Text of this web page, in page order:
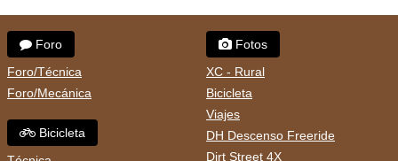
Foro
Foro/Técnica
Foro/Mecánica
Bicicleta
Fotos
XC - Rural
Bicicleta
Viajes
DH Descenso Freeride
Dirt Street 4X